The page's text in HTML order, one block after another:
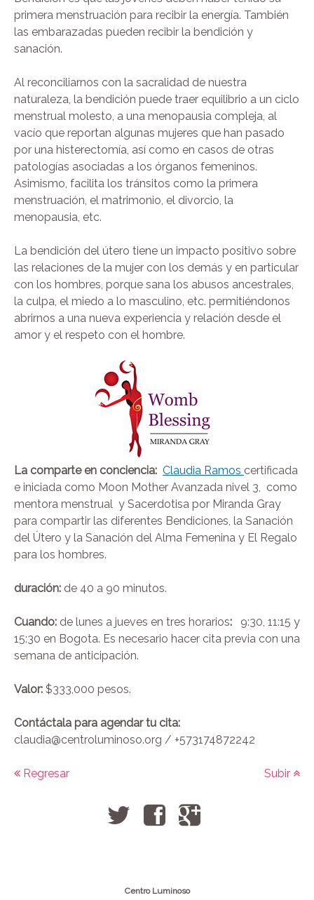
primera menstruación para recibir la energía. También
las embarazadas pueden recibir la bendición y
sanación.
Al reconciliarnos con la sacralidad de nuestra
naturaleza, la bendición puede traer equilibrio a un ciclo
menstrual molesto, a una menopausia compleja, al
vacío que reportan algunas mujeres que han pasado
por una histerectomía, así como en casos de otras
patologías asociadas a los órganos femeninos.
Asimismo, facilita los tránsitos como la primera
menstruación, el matrimonio, el divorcio, la
menopausia, etc.
La bendición del útero tiene un impacto positivo sobre
las relaciones de la mujer con los demás y en particular
con los hombres, porque sana los abusos ancestrales,
la culpa, el miedo a lo masculino, etc. permitiéndonos
abrirnos a una nueva experiencia y relación desde el
amor y el respeto con el hombre.
La comparte en conciencia: Claudia Ramos certificada
e iniciada como Moon Mother Avanzada nivel 3, como
mentora menstrual y Sacerdotisa por Miranda Gray
para compartir las diferentes Bendiciones, la Sanación
del Útero y la Sanación del Alma Femenina y El Regalo
para los hombres.
duración: de 40 a 90 minutos.
Cuando: de lunes a jueves en tres horarios:
9:30, 11:15 y
15:30 en Bogota. Es necesario hacer cita previa con una
semana de anticipación.
Valor: $333,000 pesos.
Contáctala para agendar tu cita:
claudia@centroluminoso.org / +573174872242
Regresar Subir
Centro Luminoso